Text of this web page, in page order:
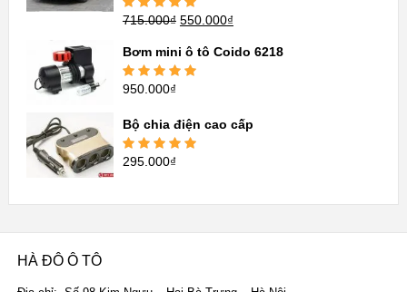
Được xếp
sao
715.000₫ 550.000₫
Bơm mini ô tô Coido 6218
Được xếp
950.000₫
Bộ chia điện cao cấp
Được xếp
295.000₫
HÀ ĐÔ Ô TÔ